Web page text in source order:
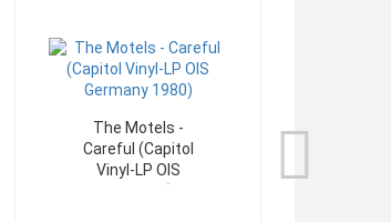
The Motels -
Careful (Capitol
Vinyl-LP OIS